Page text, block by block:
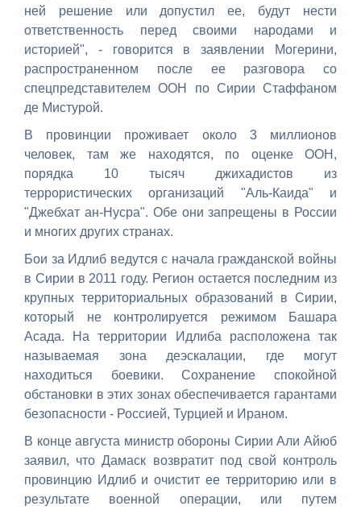
ней решение или допустил ее, будут нести
ответственность перед своими народами и
историей", - говорится в заявлении Могерини,
распространенном после ее разговора со
спецпредставителем ООН по Сирии Стаффаном
де Мистурой.
В провинции проживает около 3 миллионов
человек, там же находятся, по оценке ООН,
порядка 10 тысяч джихадистов из
террористических организаций "Аль-Каида" и
"Джебхат ан-Нусра". Обе они запрещены в России
и многих других странах.
Бои за Идлиб ведутся с начала гражданской войны
в Сирии в 2011 году. Регион остается последним из
крупных территориальных образований в Сирии,
который не контролируется режимом Башара
Асада. На территории Идлиба расположена так
называемая зона деэскалации, где могут
находиться боевики. Сохранение спокойной
обстановки в этих зонах обеспечивается гарантами
безопасности - Россией, Турцией и Ираном.
В конце августа министр обороны Сирии Али Айюб
заявил, что Дамаск возвратит под свой контроль
провинцию Идлиб и очистит ее территорию или в
результате военной операции, или путем